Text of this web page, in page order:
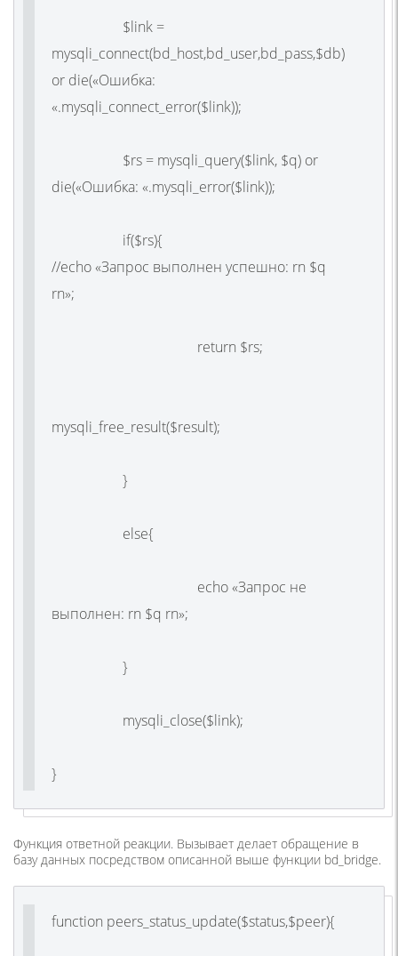
$link =
mysqli_connect(bd_host,bd_user,bd_pass,$db)
or die(«Ошибка:
«.mysqli_connect_error($link));
$rs = mysqli_query($link, $q) or
die(«Ошибка: «.mysqli_error($link));
if($rs){
//echo «Запрос выполнен успешно: rn $q
rn»;
return $rs;
mysqli_free_result($result);
}
else{
echo «Запрос не
выполнен: rn $q rn»;
}
mysqli_close($link);
}
Функция ответной реакции. Вызывает делает обращение в
базу данных посредством описанной выше функции bd_bridge.
function peers_status_update($status,$peer){